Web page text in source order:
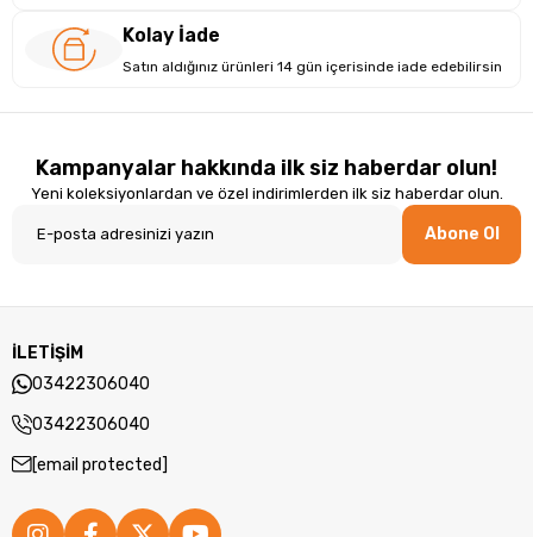
Yüksek Performans ve Depolama
1 TB SSD Gen4 SSD ile birlikte gelirken, hızlı veri işleme ve
geniş depolama kapasitesi sunuyor. 48 GB DDR4 RAM ile
donatılmış olan bu sistem, 3200Mhz hızında çalışarak çoklu
48GB'a kadar RAM yükseltme kapasitesi, cihazınızı
gelecekteki performans ihtiyaçlarına uygun hale getirir.
Kolay İade
Satın aldığınız ürünleri 14 gün içerisinde iade edebilirsin
Kampanyalar hakkında ilk siz haberdar olun!
Yeni koleksiyonlardan ve özel indirimlerden ilk siz haberdar olun.
Abone Ol
İLETİŞİM
03422306040
03422306040
[email protected]